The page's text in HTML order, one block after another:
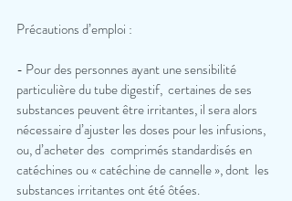
Précautions d’emploi :
- Pour des personnes ayant une sensibilité
particulière du tube digestif,  certaines de ses
substances peuvent être irritantes, il sera alors
nécessaire d’ajuster les doses pour les infusions,
ou, d’acheter des  comprimés standardisés en
catéchines ou « catéchine de cannelle », dont  les
substances irritantes ont été ôtées.